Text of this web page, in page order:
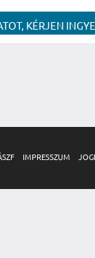
KÉRJEN
IMPRESSZUM